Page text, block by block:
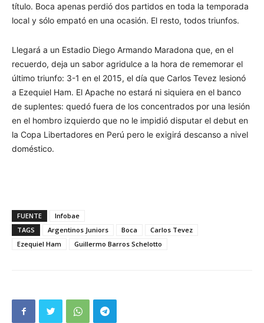
título. Boca apenas perdió dos partidos en toda la temporada
local y sólo empató en una ocasión. El resto, todos triunfos.
Llegará a un Estadio Diego Armando Maradona que, en el
recuerdo, deja un sabor agridulce a la hora de rememorar el
último triunfo: 3-1 en el 2015, el día que Carlos Tevez lesionó
a Ezequiel Ham. El Apache no estará ni siquiera en el banco
de suplentes: quedó fuera de los concentrados por una lesión
en el hombro izquierdo que no le impidió disputar el debut en
la Copa Libertadores en Perú pero le exigirá descanso a nivel
doméstico.
FUENTE
Infobae
TAGS
Argentinos Juniors Boca
Carlos Tevez
Ezequiel Ham
Guillermo Barros Schelotto